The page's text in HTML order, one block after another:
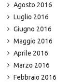
Agosto 2016
Luglio 2016
Giugno 2016
Maggio 2016
Aprile 2016
Marzo 2016
Febbraio 2016